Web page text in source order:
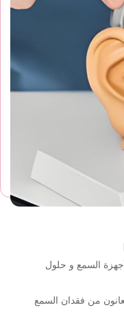
السمع و حلول
من فقدان السمع